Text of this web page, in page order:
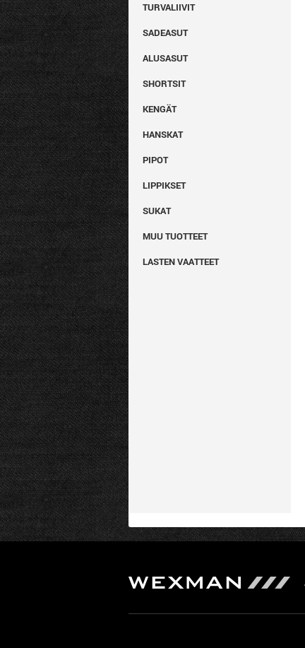
TURVALIIVIT
SADEASUT
ALUSASUT
SHORTSIT
KENGÄT
HANSKAT
PIPOT
LIPPIKSET
SUKAT
MUU TUOTTEET
LASTEN VAATTEET